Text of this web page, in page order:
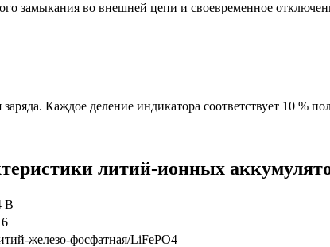
замыкания во внешней цепи и своевременное
Каждое деление индикатора соответствует 10 %
литий-ионных
В
железо-фосфатная/LiFePO4